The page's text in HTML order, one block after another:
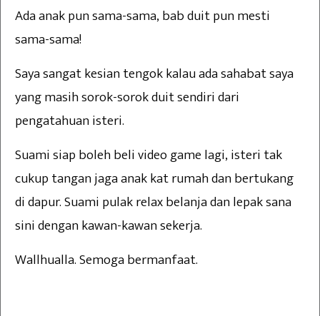
Ada anak pun sama-sama, bab duit pun mesti
sama-sama!
Saya sangat kesian tengok kalau ada sahabat saya
yang masih sorok-sorok duit sendiri dari
pengatahuan isteri.
Suami siap boleh beli video game lagi, isteri tak
cukup tangan jaga anak kat rumah dan bertukang
di dapur. Suami pulak relax belanja dan lepak sana
sini dengan kawan-kawan sekerja.
Wallhualla. Semoga bermanfaat.